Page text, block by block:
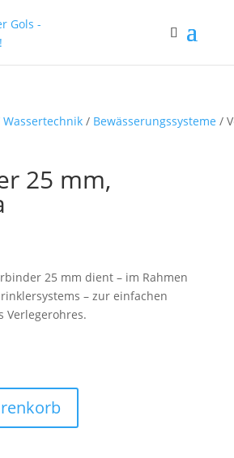
Wassertechnik/ Bewässerungssysteme /
25 mm,
25 mm dient – im Rahmen
– zur einfachen
Verlegerohres.